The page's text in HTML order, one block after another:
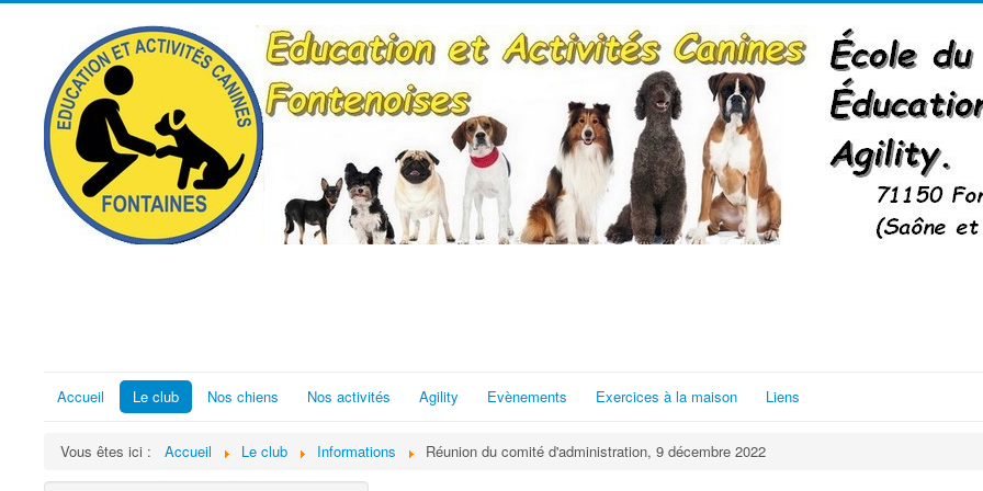
Accueil Le club Nos chiens Nos activités Agility Evènements Exercices à la maison Liens
Vous êtes ici : Accueil Le club Informations Réunion du comité d'administration, 9 décembre 2022